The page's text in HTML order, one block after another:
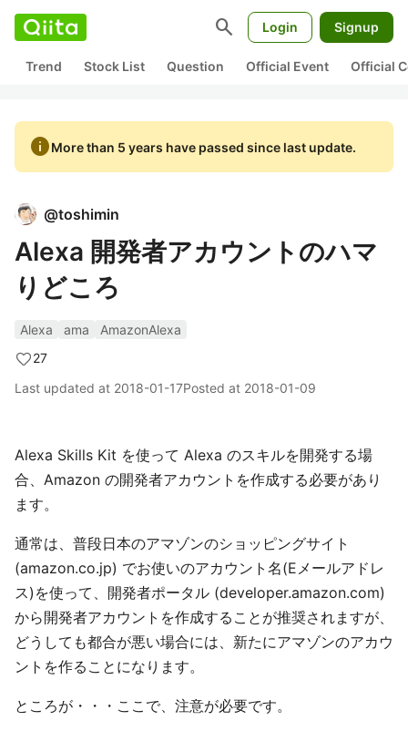
search Login Signup
Trend Stock List Question Official Event Official
infoMore than 5 years have passed since last update.
@toshimin
Alexa 開発者アカウントのハマ
りどころ
Alexa ama
AmazonAlexa
27
Last updated at 2018-01-17Posted at 2018-01-09
Alexa Skills Kit を使って Alexa のスキルを開発する場
合、Amazon の開発者アカウントを作成する必要があり
ます。
通常は、普段日本のアマゾンのショッピングサイト
(amazon.co.jp) でお使いのアカウント名(Eメールアドレ
ス)を使って、開発者ポータル (developer.amazon.com)
から開発者アカウントを作成することが推奨されますが、
どうしても都合が悪い場合には、新たにアマゾンのアカウ
ントを作ることになります。
ところが・・・ここで、注意が必要です。